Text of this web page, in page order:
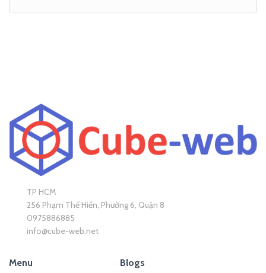
TP HCM
256 Phạm Thế Hiển, Phường 6, Quận 8
0975886885
info@cube-web.net
Menu Blogs